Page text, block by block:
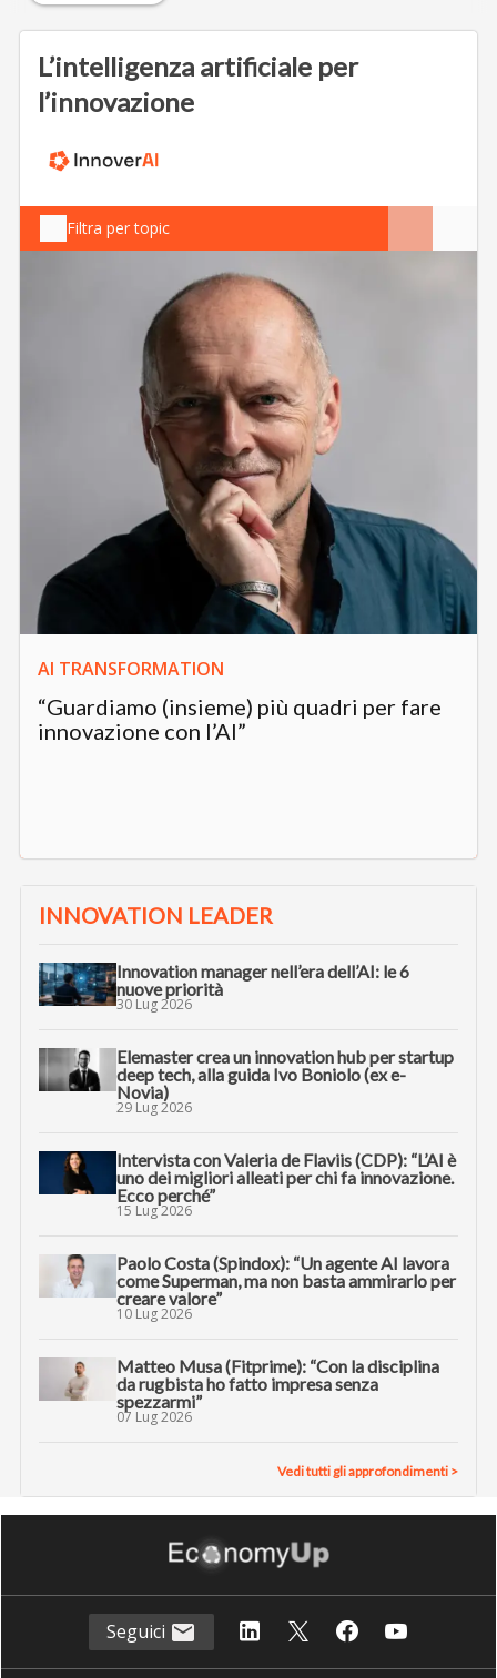
L’intelligenza artificiale per
l’innovazione
Filtra per topic
AI TRANSFORMATION
“Guardiamo (insieme) più quadri per fare
innovazione con l’AI”
INNOVATION LEADER
Innovation manager nell’era dell’AI: le 6
nuove priorità
30 Lug 2026
Elemaster crea un innovation hub per startup
deep tech, alla guida Ivo Boniolo (ex e-
Novia)
29 Lug 2026
Intervista con Valeria de Flaviis (CDP): “L’AI è
uno dei migliori alleati per chi fa innovazione.
Ecco perché”
15 Lug 2026
Paolo Costa (Spindox): “Un agente AI lavora
come Superman, ma non basta ammirarlo per
creare valore”
10 Lug 2026
Matteo Musa (Fitprime): “Con la disciplina
da rugbista ho fatto impresa senza
spezzarmi”
07 Lug 2026
Vedi tutti gli approfondimenti >
Seguici